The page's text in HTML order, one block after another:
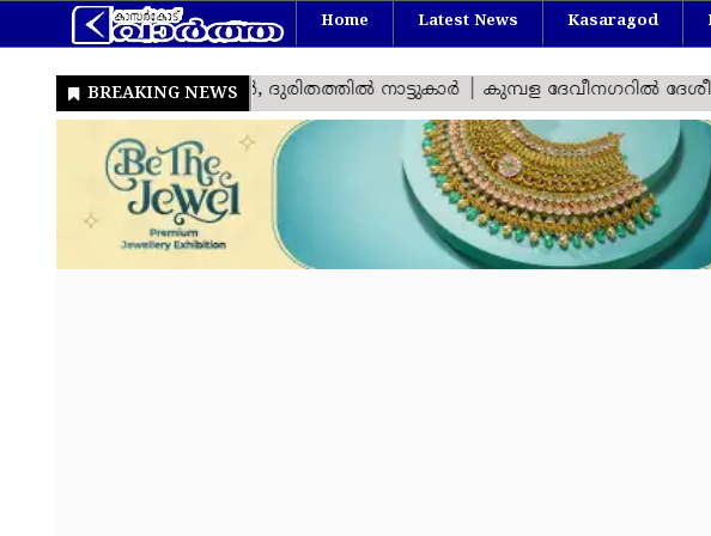
Home Latest News Kasaragod